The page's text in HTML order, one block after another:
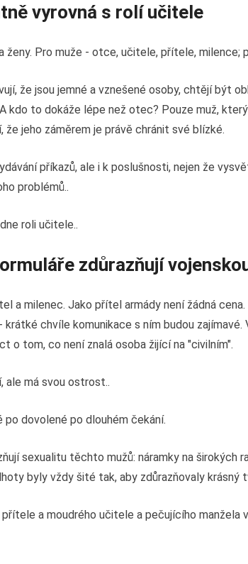
vyrovná s rolí učitele
ženy. Pro muže - otce, učitele, přítele, milence;
že jsou jemné a vznešené osoby, chtějí být
kdo to dokáže lépe než otec? Pouze muž,
že jeho záměrem je právě chránit své blízké.
příkazů, ale i k poslušnosti, nejen že
problémů..
roli učitele..
zdůrazňují
a milenec. Jako přítel armády není žádná
chvíle komunikace s ním budou zajímavé.
o tom, co není znalá osoba žijící na "civilním".
ale má svou ostrost..
dovolené po dlouhém čekání.
sexualitu těchto mužů: náramky na širokých
byly vždy šité tak, aby zdůrazňovaly krásný
a moudrého učitele a pečujícího manžela